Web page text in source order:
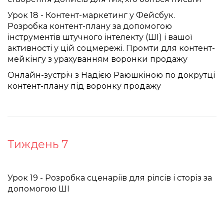
Урок 18 - Контент-маркетинг у Фейсбук.
Розробка контент-плану за допомогою
інструментів штучного інтелекту (ШІ) і вашої
активності у цій соцмережі. Промти для контент-
мейкінгу з урахуванням воронки продажу
Онлайн-зустріч з Надією Раюшкіною по докрутці
контент-плану під воронку продажу
Тиждень 7
Урок 19 - Розробка сценаріїв для рілсів і сторіз за
допомогою ШІ